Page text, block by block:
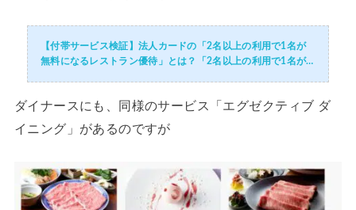
【付帯サービス検証】法人カードの「2名以上の利用で1名が
無料になるレストラン優待」とは？「2名以上の利用で1名が
ダイナースにも、同様のサービス「エグゼクティブ ダ
イニング」があるのですが